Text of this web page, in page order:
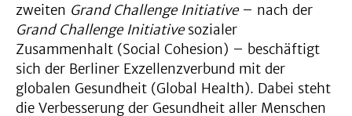
zweiten Grand Challenge Initiative– nach der
Grand Challenge Initiativesozialer
Zusammenhalt (Social Cohesion) – beschäftigt
sich der Berliner Exzellenzverbund mit der
globalen Gesundheit (Global Health). Dabei steht
die Verbesserung der Gesundheit aller Menschen